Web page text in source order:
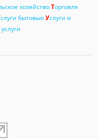
хозяйствоТорговля
слуги бытовые Услуги и